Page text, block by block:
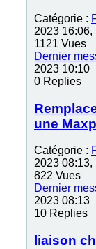
Catégorie :
2023 16:06,
1121 Vues
Dernier
2023 10:10
0 Replies
une
Catégorie :
2023 08:13,
822 Vues
Dernier
2023 08:13
10 Replies
liaison